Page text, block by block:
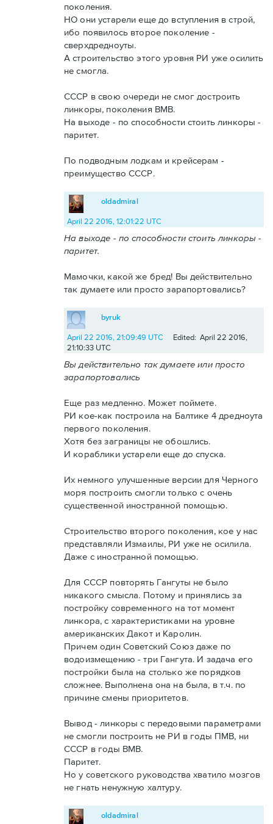
поколения.
НО они устарели еще до вступления в строй,
ибо появилось второе поколение -
сверхдредноуты.
А строительство этого уровня РИ уже осилить
не смогла.
СССР в свою очереди не смог достроить
линкоры, поколения ВМВ.
На выходе - по способности стоить линкоры -
паритет.
По подводным лодкам и крейсерам -
преимущество СССР.
oldadmiral
April 22 2016, 12:01:22 UTC
На выходе - по способности стоить линкоры -
паритет.
Мамочки, какой же бред! Вы действительно
так думаете или просто зарапортовались?
byruk
April 22 2016, 21:09:49 UTC
Edited: April 22 2016,
21:10:33 UTC
Вы действительно так думаете или просто
зарапортовались
Еще раз медленно. Может поймете.
РИ кое-как построила на Балтике 4 дредноута
первого поколения.
Хотя без заграницы не обошлись.
И кораблики устарели еще до спуска.
Их немного улучшенные версии для Черного
моря построить смогли только с очень
существенной иностранной помощью.
Строительство второго поколения, кое у нас
представляли Измаилы, РИ уже не осилила.
Даже с иностранной помощью.
Для СССР повторять Гангуты не было
никакого смысла. Потому и принялись за
постройку современного на тот момент
линкора, с характеристиками на уровне
американских Дакот и Каролин.
Причем один Советский Союз даже по
водоизмещению - три Гангута. И задача его
постройки была на столько же порядков
сложнее. Выполнена она на была, в т.ч. по
причине смены приоритетов.
Вывод - линкоры с передовыми параметрами
не смогли построить не РИ в годы ПМВ, ни
СССР в годы ВМВ.
Паритет.
Но у советского руководства хватило мозгов
не гнать ненужную халтуру.
oldadmiral